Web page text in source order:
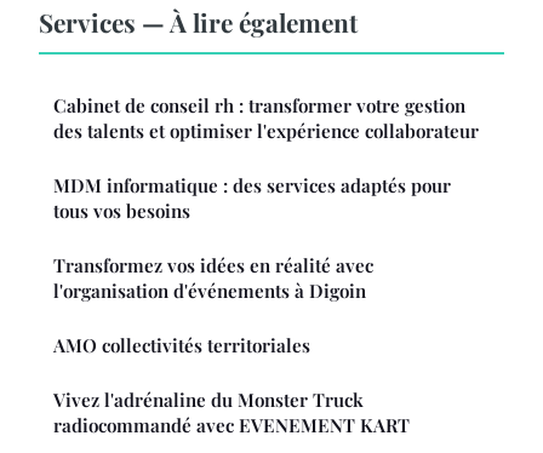
Services — À lire également
Cabinet de conseil rh : transformer votre gestion
des talents et optimiser l'expérience collaborateur
MDM informatique : des services adaptés pour
tous vos besoins
Transformez vos idées en réalité avec
l'organisation d'événements à Digoin
AMO collectivités territoriales
Vivez l'adrénaline du Monster Truck
radiocommandé avec EVENEMENT KART